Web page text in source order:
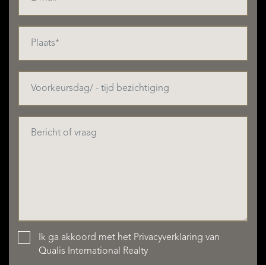
Ik ga akkoord met het Privacyverklaring van
Qualis International Realty